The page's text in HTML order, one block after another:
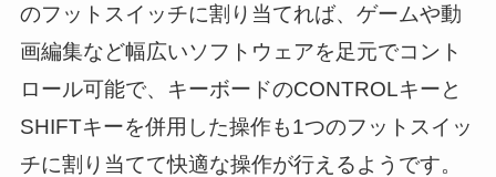
のフットスイッチに割り当てれば、ゲームや動
画編集など幅広いソフトウェアを足元でコント
ロール可能で、キーボードのCONTROLキーと
SHIFTキーを併用した操作も1つのフットスイッ
チに割り当てて快適な操作が行えるようです。